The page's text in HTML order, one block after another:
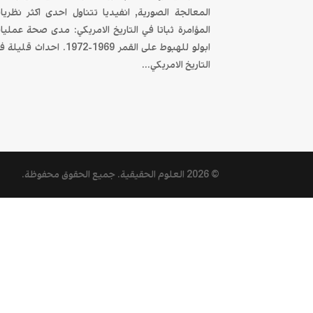
المعالجة الصورية, انفيديا تتناول احدى اكثر
المؤامرة ثباتا في التاريخ الامريكي: مدى صحة
ابولو للهبوط على القمر 1969-1972. احداث
التاريخ الامريكي...
© 2026 العلوم الحقيقية. جميع الحقوق محفوظة.